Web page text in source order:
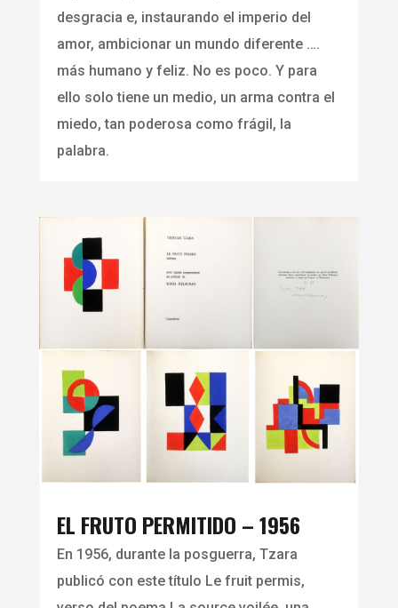
desgracia e, instaurando el imperio del
amor, ambicionar un mundo diferente ….
más humano y feliz. No es poco. Y para
ello solo tiene un medio, un arma contra el
miedo, tan poderosa como frágil, la
palabra.
EL FRUTO PERMITIDO – 1956
En 1956, durante la posguerra, Tzara
publicó con este título Le fruit permis,